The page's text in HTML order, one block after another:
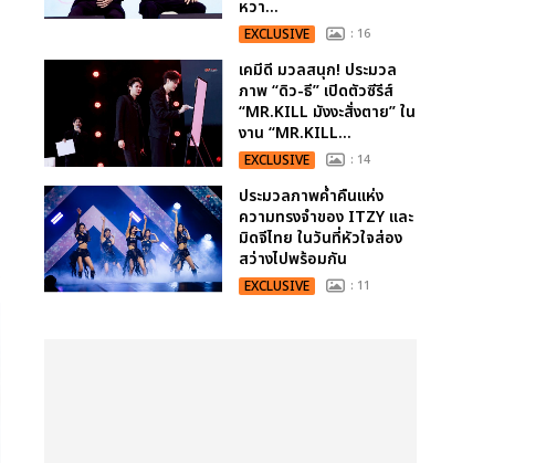
หวา...
EXCLUSIVE : 16
เคมีดี มวลสนุก! ประมวล
ภาพ “ดิว-ธี” เปิดตัวซีรีส์
“MR.KILL มังงะสั่งตาย” ใน
งาน “MR.KILL...
EXCLUSIVE : 14
ประมวลภาพค่ำคืนแห่ง
ความทรงจำของ ITZY และ
มิดจีไทย ในวันที่หัวใจส่อง
สว่างไปพร้อมกัน
EXCLUSIVE : 11